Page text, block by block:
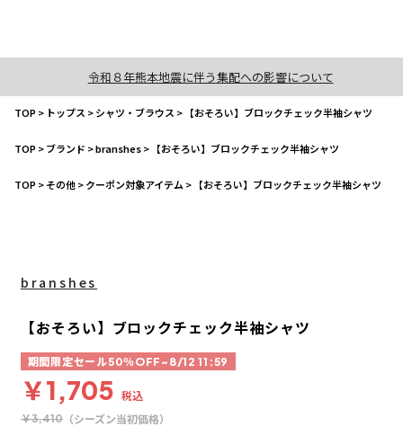
令和８年熊本地震に伴う集配への影響について
TOP> トップス >シャツ・ブラウス > 【おそろい】ブロックチェック半袖シャツ
TOP>ブランド >branshes> 【おそろい】ブロックチェック半袖シャツ
TOP>その他>クーポン対象アイテム > 【おそろい】ブロックチェック半袖シャツ
branshes
【おそろい】ブロックチェック半袖シャツ
期間限定セール50％OFF~8/12 11:59
￥1,705 税込
￥3,410（シーズン当初価格）